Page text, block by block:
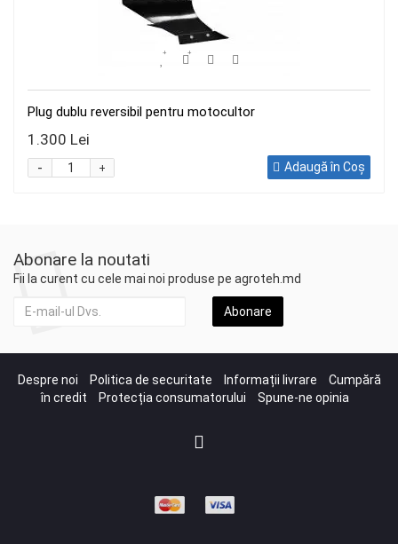
Plug dublu reversibil pentru motocultor
1.300 Lei
+
- Adaugă în Coş
Abonare la noutati
Fii la curent cu cele mai noi produse pe agroteh.md
Abonare
Despre noi Politica de securitate Informații livrare
Cumpără
în credit
Protecția consumatorului Spune-ne opinia